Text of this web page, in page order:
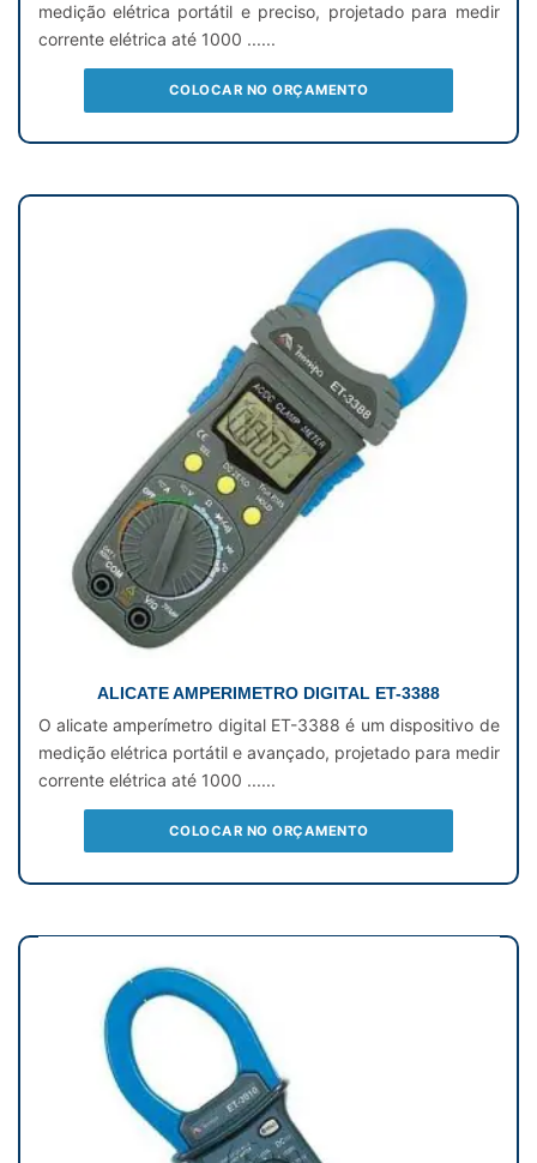
medição elétrica portátil e preciso, projetado para medir
corrente elétrica até 1000 ......
COLOCAR NO ORÇAMENTO
ALICATE AMPERIMETRO DIGITAL ET-3388
O alicate amperímetro digital ET-3388 é um dispositivo de
medição elétrica portátil e avançado, projetado para medir
corrente elétrica até 1000 ......
COLOCAR NO ORÇAMENTO